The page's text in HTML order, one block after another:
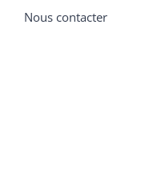
Nous contacter